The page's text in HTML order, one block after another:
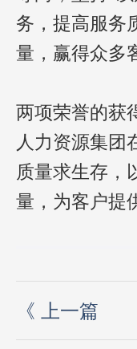
务，提高服务
量，赢得众多
两项荣誉的获
人力资源集团
质量求生存，
量，为客户提
《 上一篇